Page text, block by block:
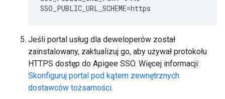
SSO_PUBLIC_URL_SCHEME=https
Jeśli portal usług dla deweloperów został
zainstalowany, zaktualizuj go, aby używał protokołu
HTTPS dostęp do Apigee SSO. Więcej informacji:
Skonfiguruj portal pod kątem zewnętrznych
dostawców tożsamości.